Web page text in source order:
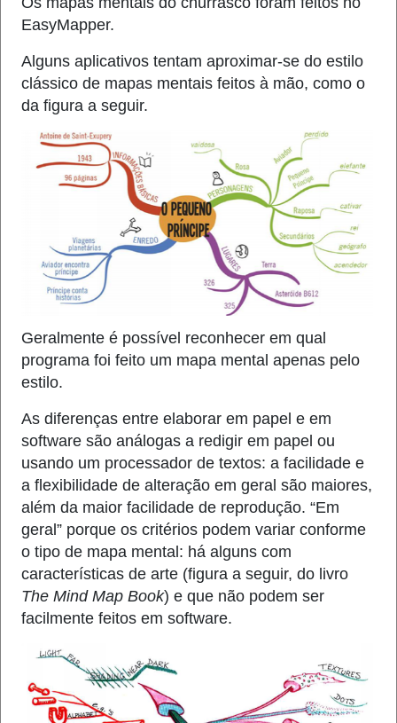
EasyMapper.
Alguns aplicativos tentam aproximar-se do estilo
clássico de mapas mentais feitos à mão, como o
da figura a seguir.
Geralmente é possível reconhecer em qual
programa foi feito um mapa mental apenas pelo
estilo.
As diferenças entre elaborar em papel e em
software são análogas a redigir em papel ou
usando um processador de textos: a facilidade e
a flexibilidade de alteração em geral são maiores,
além da maior facilidade de reprodução. “Em
geral” porque os critérios podem variar conforme
o tipo de mapa mental: há alguns com
características de arte (figura a seguir, do livro
The Mind Map Book) e que não podem ser
facilmente feitos em software.